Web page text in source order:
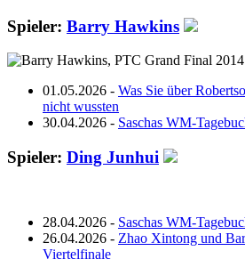
Spieler: Barry Hawkins
01.05.2026 - Was Sie über
nicht wussten
30.04.2026 - Saschas WM-
Spieler: Ding Junhui
28.04.2026 - Saschas WM-
26.04.2026 - Zhao Xintong und
Viertelfinale